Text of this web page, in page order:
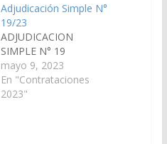
Adjudicación Simple N°
19/23
ADJUDICACION
SIMPLE N° 19
mayo 9, 2023
En "Contrataciones
2023"